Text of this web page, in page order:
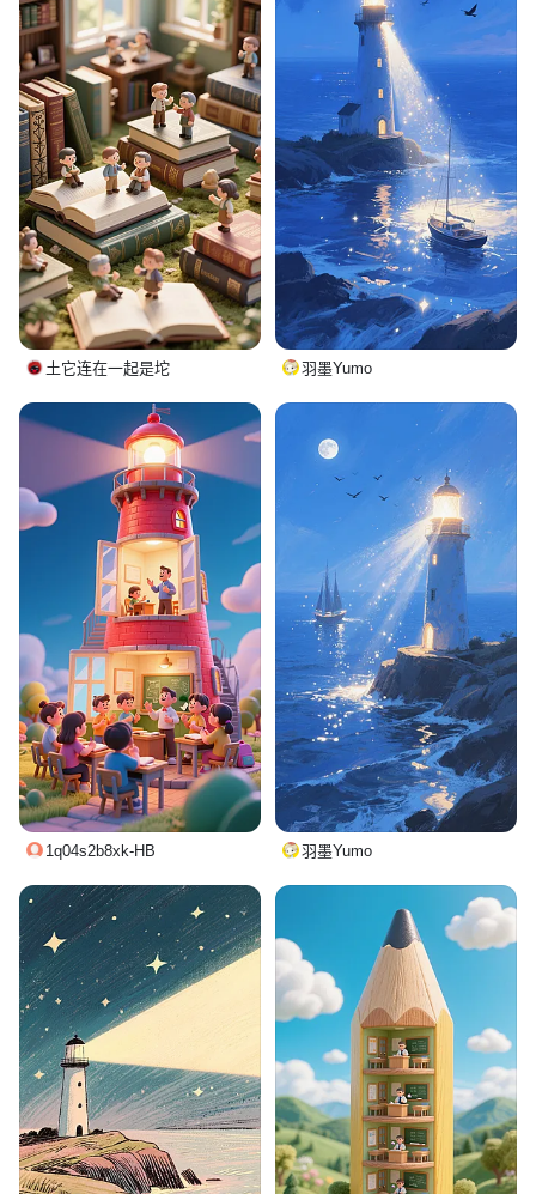
土它连在一起是坨 羽墨Yumo
1q04s2b8xk-HB 羽墨Yumo